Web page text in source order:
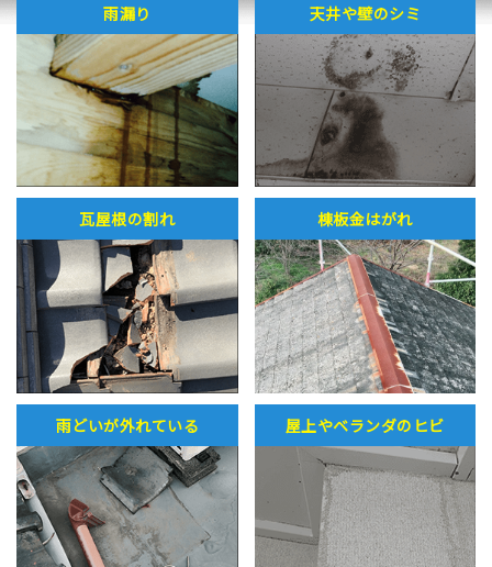
雨漏り 天井や壁のシミ
瓦屋根の割れ 棟板金はがれ
雨どいが外れている 屋上やベランダのヒビ